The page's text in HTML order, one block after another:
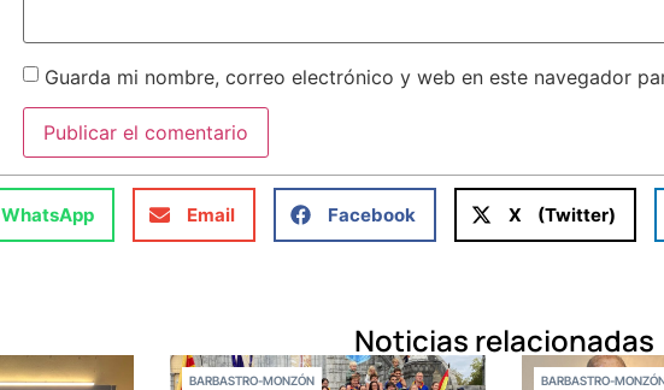
Guarda mi nombre, correo electrónico y web en este navegador
WhatsApp Email Facebook X (Twitter)
Noticias relacionadas
BARBASTRO-MONZÓN BARBASTRO-